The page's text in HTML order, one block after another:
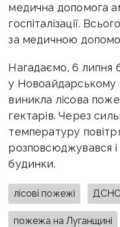
медична допомога
госпіталізації.
за медичною
Нагадаємо, 6 липня
у Новоайдарському
виникла лісова
гектарів. Через
температуру
розповсюджувався
будинки.
лісові пожежі ДСНС
пожежа на Луганщині